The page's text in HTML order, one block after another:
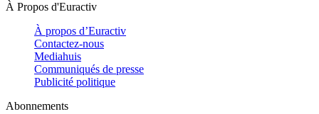
À Propos d'Euractiv
À propos d’Euractiv
Contactez-nous
Mediahuis
Communiqués de presse
Publicité politique
Abonnements